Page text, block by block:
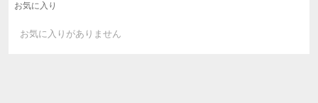
お気に入り
お気に入りがありません